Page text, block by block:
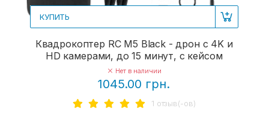
КУПИТЬ
Квадрокоптер RC M5 Black - дрон с 4K и
HD камерами, до 15 минут, с кейсом
Нет в наличии
1045.00 грн.
1 отзыв(-ов)